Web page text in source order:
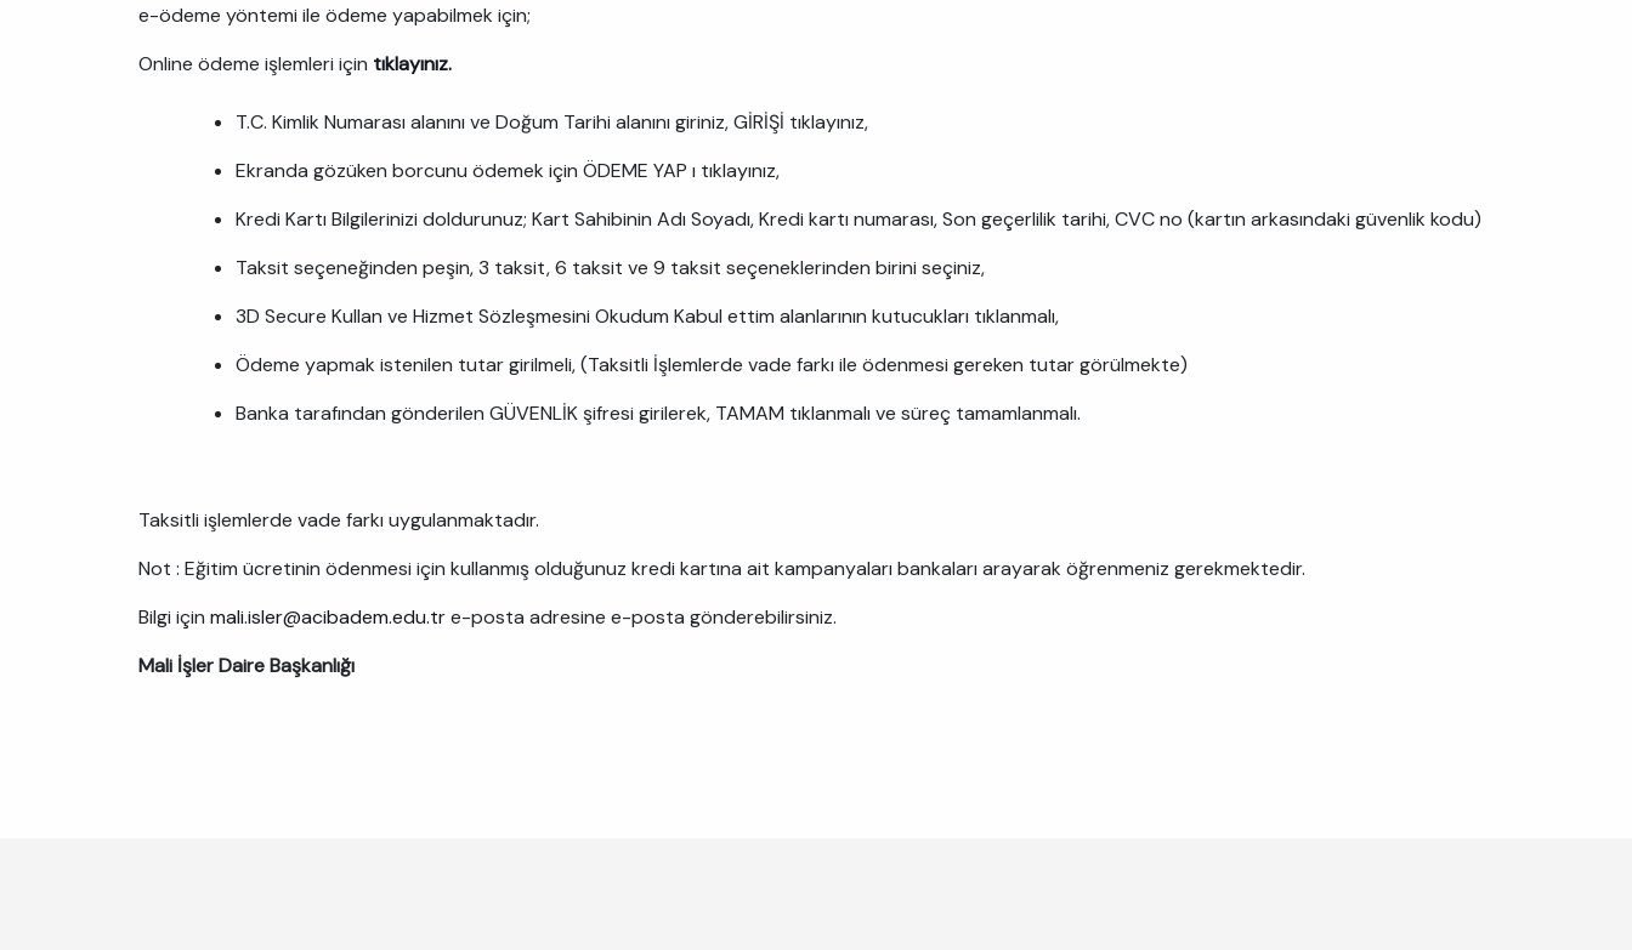
e-ödeme yöntemi ile ödeme yapabilmek için;
Online ödeme işlemleri için tıklayınız.
T.C. Kimlik Numarası alanını ve Doğum Tarihi alanını giriniz, GİRİŞİ tıklayınız,
Ekranda gözüken borcunu ödemek için ÖDEME YAP ı tıklayınız,
Kredi Kartı Bilgilerinizi doldurunuz; Kart Sahibinin Adı Soyadı, Kredi kartı numarası, Son geçerlilik tarihi, CVC no (kartın arkasındaki güvenlik kodu)
Taksit seçeneğinden peşin, 3 taksit, 6 taksit ve 9 taksit seçeneklerinden birini seçiniz,
3D Secure Kullan ve Hizmet Sözleşmesini Okudum Kabul ettim alanlarının kutucukları tıklanmalı,
Ödeme yapmak istenilen tutar girilmeli, (Taksitli İşlemlerde vade farkı ile ödenmesi gereken tutar görülmekte)
Banka tarafından gönderilen GÜVENLİK şifresi girilerek, TAMAM tıklanmalı ve süreç tamamlanmalı.
Taksitli işlemlerde vade farkı uygulanmaktadır.
Not : Eğitim ücretinin ödenmesi için kullanmış olduğunuz kredi kartına ait kampanyaları bankaları arayarak öğrenmeniz gerekmektedir.
Bilgi için mali.isler@acibadem.edu.tre-posta adresine e-posta gönderebilirsiniz.
Mali İşler Daire Başkanlığı